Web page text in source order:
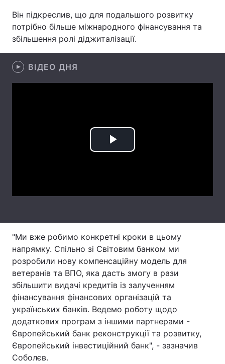
Відео з Youtube Статті
Архів
Він підкреслив, що для подальшого розвитку
потрібно більше міжнародного фінансування та
збільшення ролі діджиталізації.
ВІДЕО ДНЯ
Play
"Ми вже робимо конкретні кроки в цьому
напрямку. Спільно зі Світовим банком ми
розробили нову компенсаційну модель для
ветеранів та ВПО, яка дасть змогу в рази
збільшити видачі кредитів із залученням
фінансування фінансових організацій та
українських банків. Ведемо роботу щодо
додаткових програм з іншими партнерами -
Європейський банк реконструкції та розвитку,
Європейський інвестиційний банк", - зазначив
Соболєв.